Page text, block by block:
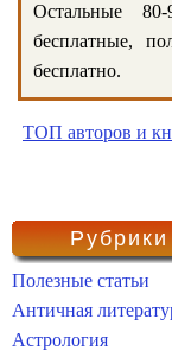
Остальные
бесплатные,
бесплатно.
ТОП авторов и
Рубрики
Полезные статьи
Античная
Астрология